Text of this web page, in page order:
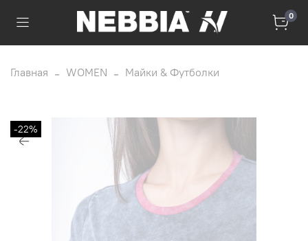
0
Главная WOMEN Майки & Футболки
-22%